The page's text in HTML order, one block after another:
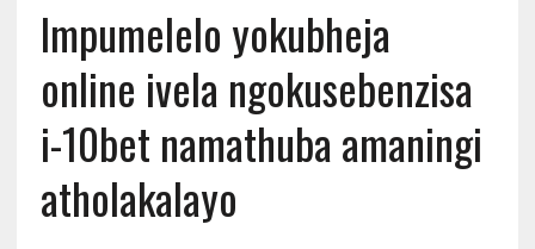
Impumelelo yokubheja
online ivela ngokusebenzisa
i-10bet namathuba amaningi
atholakalayo